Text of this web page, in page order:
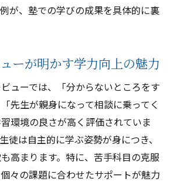
が、塾での学びの成果を具体的に裏
ーが明かす学力向上の魅力
ューでは、「分からないところをす
先生が親身になって相談に乗ってく
環境の良さが高く評価されていま
徒は自主的に学ぶ姿勢が身につき、
高まります。特に、苦手科目の克服
々の課題に合わせたサポートが魅力